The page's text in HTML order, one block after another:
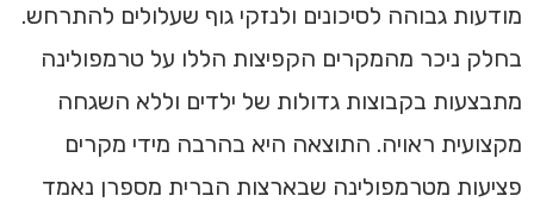
מודעות גבוהה לסיכונים ולנזקי גוף שעלולים להתרחש.
בחלק ניכר מהמקרים הקפיצות הללו על טרמפולינה
מתבצעות בקבוצות גדולות של ילדים וללא השגחה
מקצועית ראויה. התוצאה היא בהרבה מידי מקרים
פציעות מטרמפולינה שבארצות הברית מספרן נאמד